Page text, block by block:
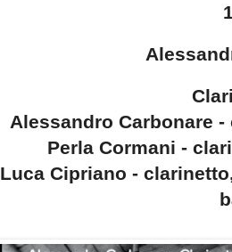
Alessandro Carbonare
Perla Cormani -
Luca Cipriano -